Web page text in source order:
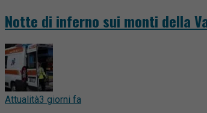
Notte di inferno sui monti della
Attualità3 giorni fa